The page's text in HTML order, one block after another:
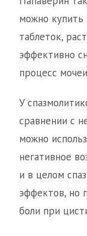
можно купить
таблеток,
эффективно
процесс
У
сравнении с
можно
негативное
и в целом
эффектов, но
боли при